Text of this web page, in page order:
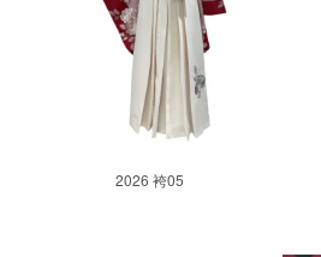
2026 袴05